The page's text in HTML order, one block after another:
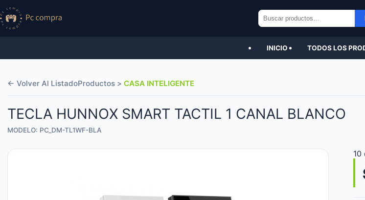
Buscar
por:
INICIO TODOS LOS
← Volver Al ListadoProductos > CASA INTELIGENTE
TECLA HUNNOX SMART TACTIL 1 CANAL BLANCO
MODELO: PC_DM-TL1WF-BLA
10